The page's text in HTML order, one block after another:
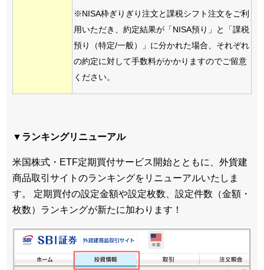
※NISA枠ぎりぎり注文と課税シフト注文をご利
用いただき、約定結果が「NISA預り」と「課税
預り（特定/一般）」に分かれた場合、それぞれ
の約定に対して手数料がかかりますのでご留意
ください。
▼ランキングリニューアル
米国株式・ETF定期買付サービス開始とともに、外貨建
商品取引サイトのランキングをリニューアルいたしま
す。 定期買付の設定金額や設定枚数、設定件数（金額・
枚数）ランキングが新たに加わります！